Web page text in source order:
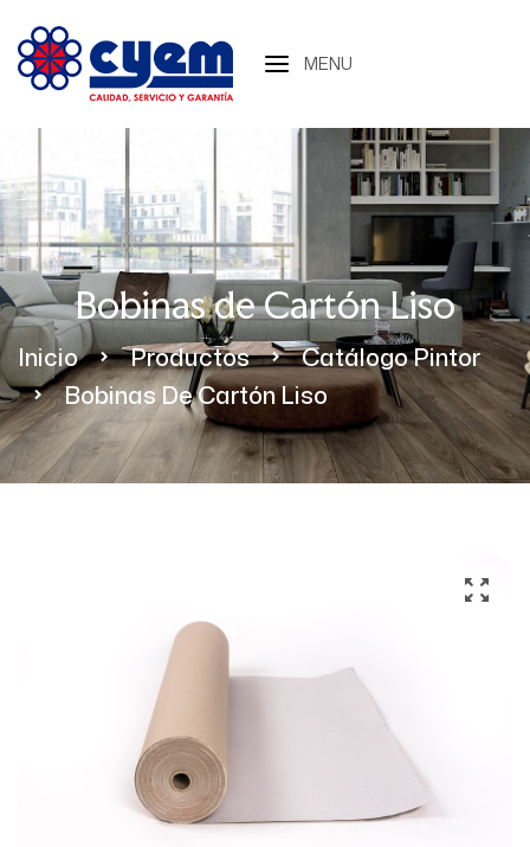
MENU
Bobinas de Cartón Liso
Inicio Productos
Catálogo Pintor
Bobinas De Cartón Liso